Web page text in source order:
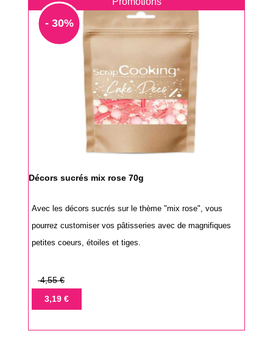
- 30%
Décors sucrés mix rose 70g
Avec les décors sucrés sur le thème "mix rose", vous
pourrez customiser vos pâtisseries avec de magnifiques
petites coeurs, étoiles et tiges.
Prix
base
4,55 €
Prix3,19 €